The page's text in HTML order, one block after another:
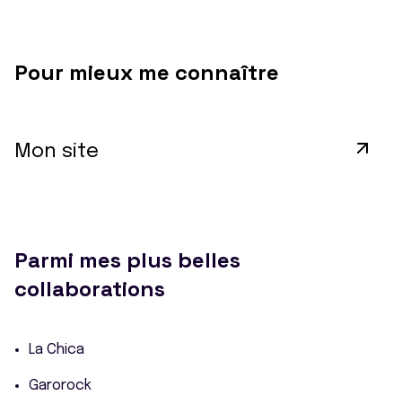
Pour mieux me connaître
Mon site
Parmi mes plus belles
collaborations
La Chica
Garorock